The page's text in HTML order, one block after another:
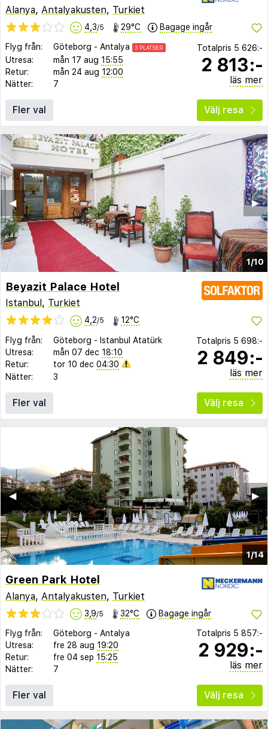
Alanya, Antalyakusten, Turkiet
4,3/5 29°C Bagage ingår
Flyg från: Göteborg - Antalya 3 PLATSER
Utresa: mån 17 aug 15:55
Retur:
mån 24 aug 12:00
Nätter:
7
Totalpris 5 626:-
2 813:-
läs mer
Fler val Välj resa
1/10
▶︎
◀︎
Beyazit Palace Hotel
Istanbul , Turkiet
4,2/5 12°C
Flyg från: Göteborg - Istanbul Atatürk
Utresa:
mån 07 dec 18:10
Retur:
tor 10 dec 04:30
Nätter:
3
Totalpris 5 698:-
2 849:-
läs mer
Fler val Välj resa
1/14
▶︎
◀︎
Green Park Hotel
Alanya, Antalyakusten, Turkiet
3,9/5 32°C Bagage ingår
Flyg från: Göteborg - Antalya
Utresa:
fre 28 aug 19:20
Retur:
fre 04 sep 15:25
Nätter:
7
Totalpris 5 857:-
2 929:-
läs mer
Fler val Välj resa